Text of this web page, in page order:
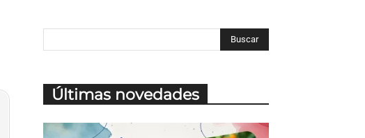
Últimas novedades